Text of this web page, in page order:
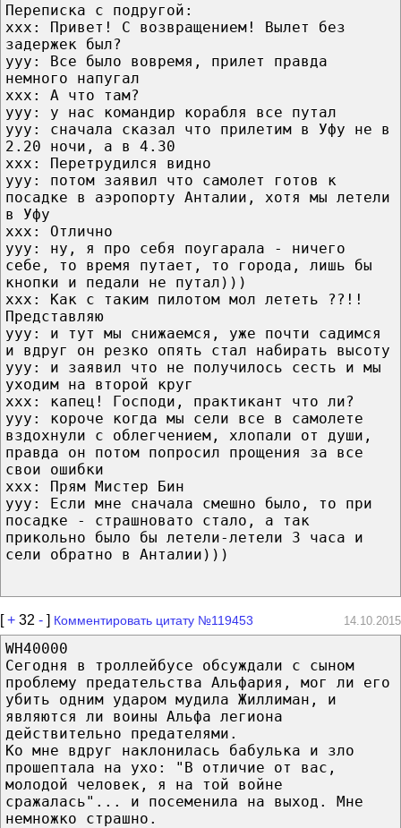
Переписка с подругой:
ххх: Привет! С возвращением! Вылет без
задержек был?
ууу: Все было вовремя, прилет правда
немного напугал
ххх: А что там?
ууу: у нас командир корабля все путал
ууу: сначала сказал что прилетим в Уфу не в
2.20 ночи, а в 4.30
ххх: Перетрудился видно
ууу: потом заявил что самолет готов к
посадке в аэропорту Анталии, хотя мы летели
в Уфу
ххх: Отлично
ууу: ну, я про себя поугарала - ничего
себе, то время путает, то города, лишь бы
кнопки и педали не путал)))
ххх: Как с таким пилотом мол лететь ??!!
Представляю
ууу: и тут мы снижаемся, уже почти садимся
и вдруг он резко опять стал набирать высоту
ууу: и заявил что не получилось сесть и мы
уходим на второй круг
ххх: капец! Господи, практикант что ли?
ууу: короче когда мы сели все в самолете
вздохнули с облегчением, хлопали от души,
правда он потом попросил прощения за все
свои ошибки
ххх: Прям Мистер Бин
ууу: Если мне сначала смешно было, то при
посадке - страшновато стало, а так
прикольно было бы летели-летели 3 часа и
сели обратно в Анталии)))
[+ 32 - ] Комментировать цитату №119453 14.10.2015
WH40000
Сегодня в троллейбусе обсуждали с сыном
проблему предательства Альфария, мог ли его
убить одним ударом мудила Жиллиман, и
являются ли воины Альфа легиона
действительно предателями.
Ко мне вдруг наклонилась бабулька и зло
прошептала на ухо: "В отличие от вас,
молодой человек, я на той войне
сражалась"... и посеменила на выход. Мне
немножко страшно.